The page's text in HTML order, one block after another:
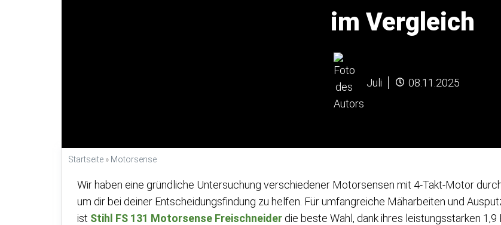
im Vergleich
Juli 08.11.2025
Startseite » Motorsense
Wir haben eine gründliche Untersuchung verschiedener Motorsensen mit 4-Takt-Motor
um dir bei deiner Entscheidungsfindung zu helfen. Für umfangreiche Mäharbeiten und
ist Stihl FS 131 Motorsense Freischneider die beste Wahl, dank ihres leistungsstarken 1,9